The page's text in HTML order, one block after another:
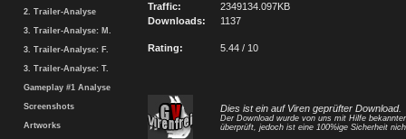
2. Trailer-Analyse
3. Trailer-Analyse: M.
3. Trailer-Analyse: F.
3. Trailer-Analyse: T.
Gameplay #1 Analyse
Screenshots
Artworks
Traffic:
2349134.097KB
Downloads:
1137
Rating: 5.44 / 10
Dies ist ein auf Viren geprüfter Download.
Der Download wurde von uns mit Hilfe
überprüft, jedoch ist eine 100%ige Sicherheit